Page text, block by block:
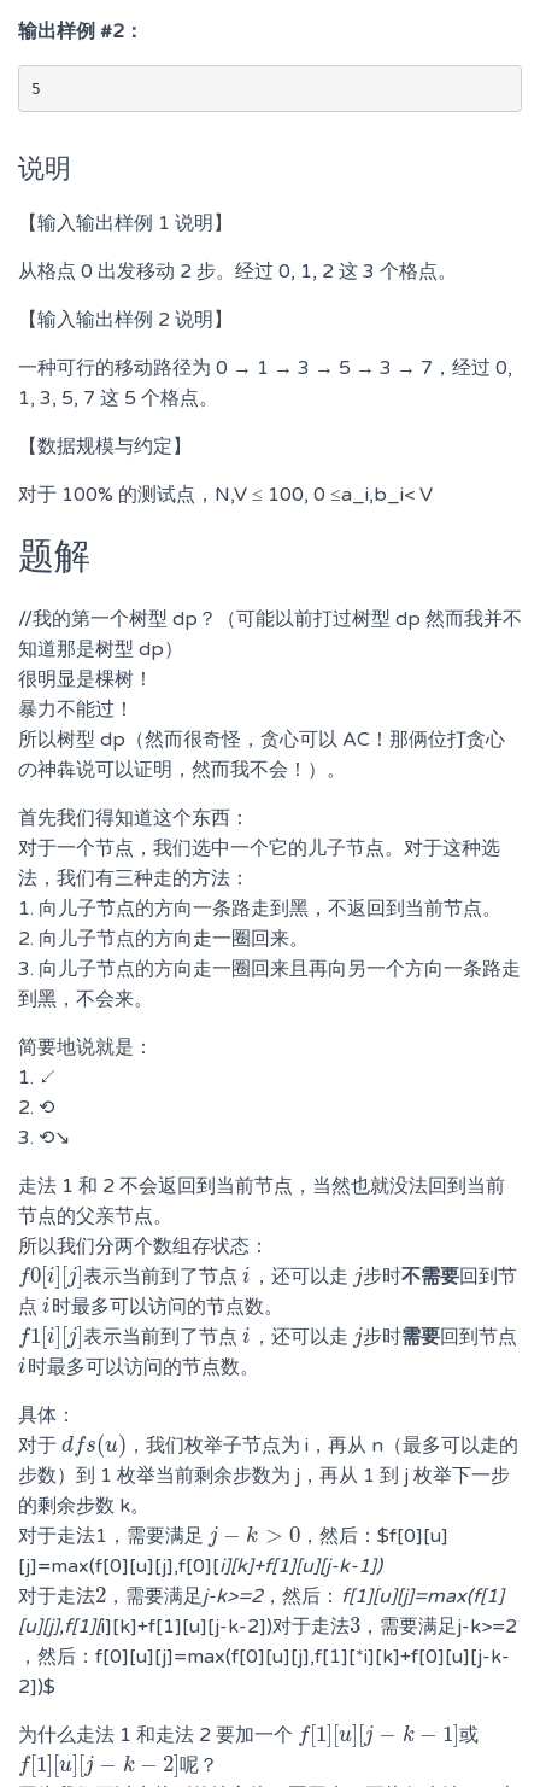
输出样例 #2：
说明
【输入输出样例 1 说明】
从格点 0 出发移动 2 步。经过 0, 1, 2 这 3 个格点。
【输入输出样例 2 说明】
一种可行的移动路径为 0 → 1 → 3 → 5 → 3 → 7，经过 0,
1, 3, 5, 7 这 5 个格点。
【数据规模与约定】
对于 100% 的测试点，N,V ≤ 100, 0 ≤a_i,b_i< V
题解
//我的第一个树型 dp？（可能以前打过树型 dp 然而我并不
知道那是树型 dp）
很明显是棵树！
暴力不能过！
所以树型 dp（然而很奇怪，贪心可以 AC！那俩位打贪心
の神犇说可以证明，然而我不会！）。
首先我们得知道这个东西：
对于一个节点，我们选中一个它的儿子节点。对于这种选
法，我们有三种走的方法：
1. 向儿子节点的方向一条路走到黑，不返回到当前节点。
2. 向儿子节点的方向走一圈回来。
3. 向儿子节点的方向走一圈回来且再向另一个方向一条路走
到黑，不会来。
简要地说就是：
1. ↙
2. ⟲
3. ⟲↘
走法 1 和 2 不会返回到当前节点，当然也就没法回到当前
节点的父亲节点。
所以我们分两个数组存状态：
f0[i] [j]
f0[ i] ] 表示当前到了节点i
i ，还可以走 j
j 步时不需要回到节
点 i
i 时最多可以访问的节点数。
f1[i] [j]
f1[ i] ] 表示当前到了节点i
i ，还可以走 j
j 步时需要回到节点
i
i 时最多可以访问的节点数。
具体：
对于 dfs(u)
dfs(u)
，我们枚举子节点为 i，再从 n（最多可以走的
步数）到 1 枚举当前剩余步数为 j，再从 1 到 j 枚举下一步
的剩余步数 k。
对于走法1，需要满足 j − k > 0
j−k>0
，然后：$f[0][u]
[j]=max(f[0][u][j],f[0][i][k]+f[1][u][j-k-1])
对于走法2 ， 需要满足
对于走法2 ， 需要满足j-k>=2，然后 ：
，然后 ： f[1][u][j]=max(f[1]
[u][j],f[1][i][k]+f[1][u][j-k-2])对于走法3 ， 需要满足
对于走法3 ， 需要满足j-k>=2
， 然后 ：
， 然后 ： f[0][u][j]=max(f[0][u][j],f[1][*i][k]+f[0][u][j-k-
2])$
为什么走法 1 和走法 2 要加一个 f[1] [u] [j − k − 1]
f[ 1] u] j−k−1 ] 或
f[1] [u] [j − k − 2]
f[ 1] u] j−k−2 ]
呢？